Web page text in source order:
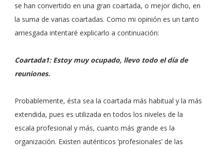
se han convertido en una gran coartada, o mejor dicho, en
la suma de varias coartadas. Como mi opinión es un tanto
arriesgada intentaré explicarlo a continuación:
Coartada1: Estoy muy ocupado, llevo todo el día de
reuniones.
Probablemente, ésta sea la coartada más habitual y la más
extendida, pues es utilizada en todos los niveles de la
escala profesional y más, cuanto más grande es la
organización. Existen auténticos ‘profesionales’ de las